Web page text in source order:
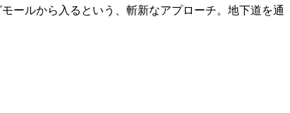
ールから入るという、斬新なアプローチ。地下道を通